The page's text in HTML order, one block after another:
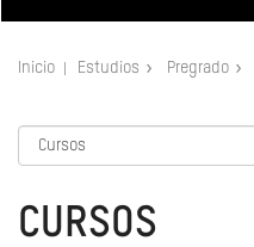
Inicio Estudios Pregrado
CURSOS